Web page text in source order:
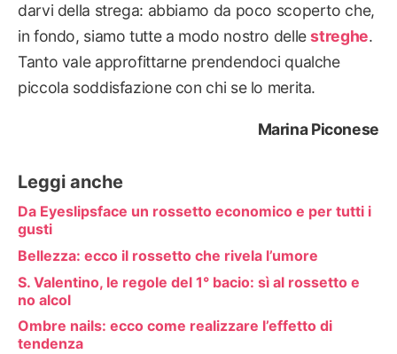
darvi della strega: abbiamo da poco scoperto che,
in fondo, siamo tutte a modo nostro dellestreghe.
Tanto vale approfittarne prendendoci qualche
piccola soddisfazione con chi se lo merita.
Marina Piconese
Leggi anche
Da Eyeslipsface un rossetto economico e per tutti i
gusti
Bellezza: ecco il rossetto che rivela l’umore
S. Valentino, le regole del 1° bacio: sì al rossetto e
no alcol
Ombre nails: ecco come realizzare l’effetto di
tendenza